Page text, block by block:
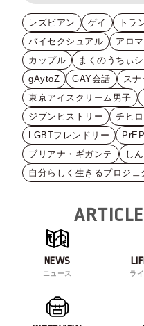
レズビアン ゲイ
トラ
バイセクシュアル
アロ
カップル
まくのうちぃ
gAytoZ
GAY会話 ス
東京アイスクリーム男子
ジブンヒストリー
チヒ
LGBTフレンドリー
PrEP
ブリアナ・ギガンテ
し
自分らしく生きるプロジェ
NEWS
ニュース ラ